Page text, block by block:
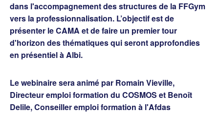
dans l'accompagnement des structures de la FFGym
vers la professionnalisation. L’objectif est de
présenter le CAMA et de faire un premier tour
d'horizon des thématiques qui seront approfondies
en présentiel à Albi.
Le webinaire sera animé par Romain Vieville,
Directeur emploi formation du COSMOS et Benoît
Delile, Conseiller emploi formation à l'Afdas